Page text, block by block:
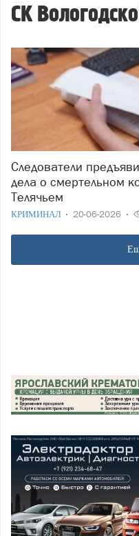
СК
Следователи предъявили обвинение фигуранту
дела о смертельном
Телячьем
КРИМИНАЛ 20-06-2026